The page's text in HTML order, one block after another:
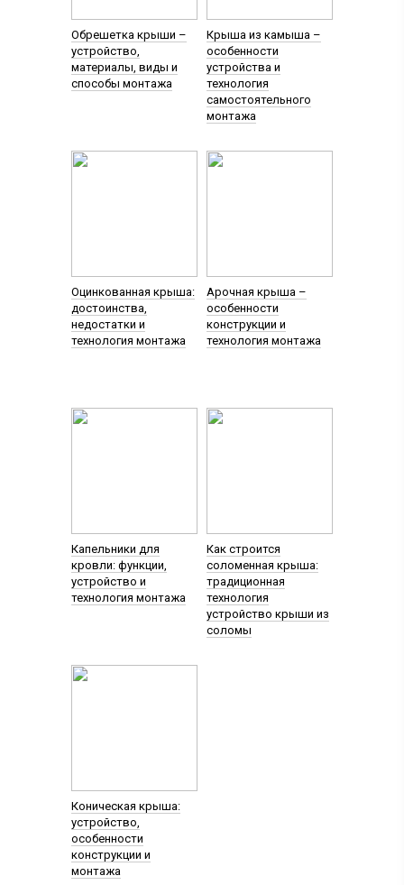
Обрешетка крыши –
устройство,
материалы, виды и
способы монтажа
Крыша из камыша –
особенности
устройства и
технология
самостоятельного
монтажа
Оцинкованная крыша:
достоинства,
недостатки и
технология монтажа
Арочная крыша –
особенности
конструкции и
технология монтажа
Капельники для
кровли: функции,
устройство и
технология монтажа
Как строится
соломенная крыша:
традиционная
технология
устройство крыши из
соломы
Коническая крыша:
устройство,
особенности
конструкции и
монтажа